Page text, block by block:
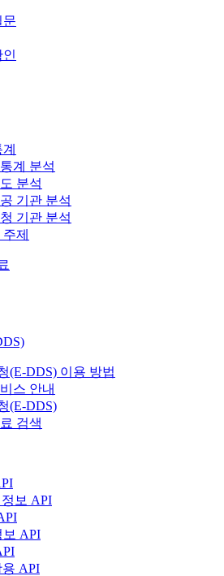
문
계 분석
분석
기관 분석
기관 분석
제
(E-DDS) 이용 방법
스 안내
(E-DDS)
검색
보 API
보 API
API